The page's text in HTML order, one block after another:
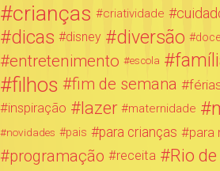
crianças criatividade
dicas disney diversão
entretenimento escola
filhos fim de semana
inspiração lazer maternidade
novidades pais para crianças para
programação receita Rio